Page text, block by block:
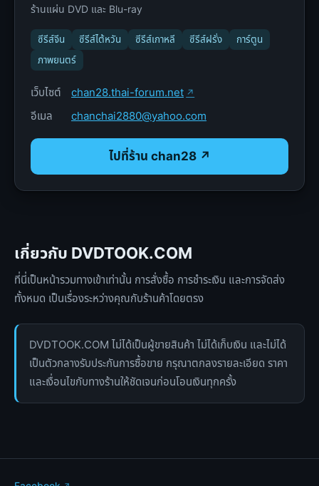
ร้านแผ่น DVD และ Blu-ray
ซีรีส์จีน ซีรีส์ไต้หวัน ซีรีส์เกาหลี ซีรีส์ฝรั่ง
การ์ตูน
ภาพยนตร์
เว็บไซต์
chan28.thai-forum.net
อีเมล
chanchai2880@yahoo.com
ไปที่ร้าน chan28 ↗
เกี่ยวกับ DVDTOOK.COM
ที่นี่เป็นหน้ารวมทางเข้าเท่านั้น การสั่งซื้อ การชำระเงิน และการจัดส่ง
ทั้งหมด เป็นเรื่องระหว่างคุณกับร้านค้าโดยตรง
DVDTOOK.COM ไม่ได้เป็นผู้ขายสินค้า ไม่ได้เก็บเงิน และไม่ได้
เป็นตัวกลางรับประกันการซื้อขาย กรุณาตกลงรายละเอียด ราคา
และเงื่อนไขกับทางร้านให้ชัดเจนก่อนโอนเงินทุกครั้ง